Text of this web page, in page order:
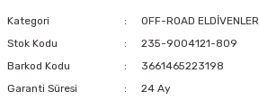
Kategori OFF-ROAD ELDİVENLER
Stok Kodu
235-9004121-809
Barkod Kodu
3661465223198
Garanti Süresi
24 Ay